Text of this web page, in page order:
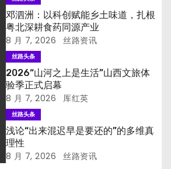
邓泗洲：以科创赋能乡土味道，扎根
粤北深耕食药同源产业
8 月 7, 2026 丝路资讯
丝路头条
2026“山河之上是生活”山西文旅体
验季正式启幕
8 月 7, 2026 厍红英
丝路头条
浅论“出来混迟早是要还的”的多维真
理性
8 月 7, 2026 丝路资讯